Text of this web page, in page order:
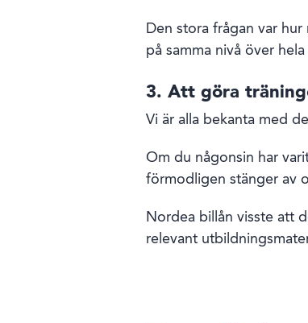
Den stora frågan var
på samma nivå över
3. Att göra
Vi är alla bekanta med
Om du någonsin har
förmodligen stänger av
Nordea billån visste att
relevant